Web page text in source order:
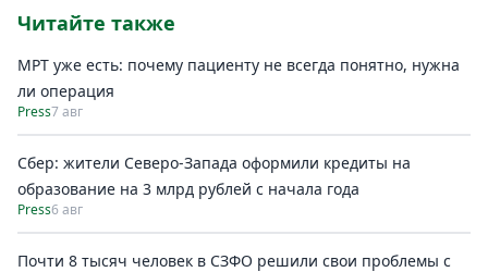
Читайте также
МРТ уже есть: почему пациенту не всегда понятно, нужна
ли операция
Press7 авг
Сбер: жители Северо-Запада оформили кредиты на
образование на 3 млрд рублей с начала года
Press6 авг
Почти 8 тысяч человек в СЗФО решили свои проблемы с